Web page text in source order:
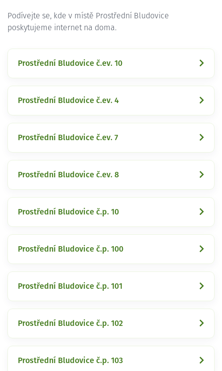
Podívejte se, kde v místě Prostřední Bludovice
poskytujeme internet na doma.
Prostřední Bludovice č.ev. 10
Prostřední Bludovice č.ev. 4
Prostřední Bludovice č.ev. 7
Prostřední Bludovice č.ev. 8
Prostřední Bludovice č.p. 10
Prostřední Bludovice č.p. 100
Prostřední Bludovice č.p. 101
Prostřední Bludovice č.p. 102
Prostřední Bludovice č.p. 103